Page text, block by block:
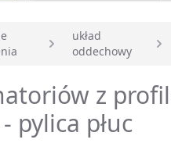
układ
oddechowy
z
pylica płuc